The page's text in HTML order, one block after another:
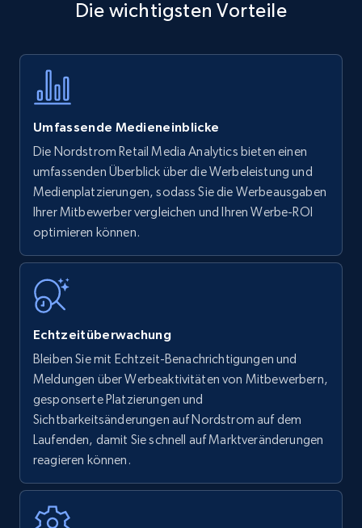
Title, Seller name, Brand, Description, Initial
Amazon products - find products by using
upc numbers
Title, Seller name, Brand, Description, Initial
price, Currency, Availability, Reviews count, and
35.3K+
Amazon Reviews
URL, Product name, Product rating, Product
rating object, Product rating max, Rating,
Author name, Asin, and more.
Die wichtigsten Vorteile
Umfassende Medieneinblicke
Die Nordstrom Retail Media Analytics bieten einen
umfassenden Überblick über die Werbeleistung und
Medienplatzierungen, sodass Sie die Werbeausgaben
Ihrer Mitbewerber vergleichen und Ihren Werbe-ROI
optimieren können.
Echtzeitüberwachung
Bleiben Sie mit Echtzeit-Benachrichtigungen und
Meldungen über Werbeaktivitäten von Mitbewerbern,
gesponserte Platzierungen und
Sichtbarkeitsänderungen auf Nordstrom auf dem
Laufenden, damit Sie schnell auf Marktveränderungen
reagieren können.